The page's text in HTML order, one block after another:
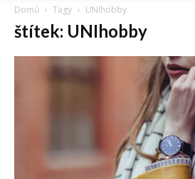
Domů Tagy UNIhobby
štítek: UNIhobby